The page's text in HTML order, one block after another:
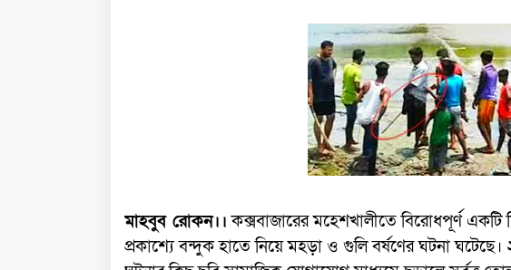
মাহবুব রোকন।। কক্সবাজারের মহেশখালীতে বিরোধপূর্ণ
প্রকাশ্যে বন্দুক হাতে নিয়ে মহড়া ও গুলি বর্ষণের ঘটনা